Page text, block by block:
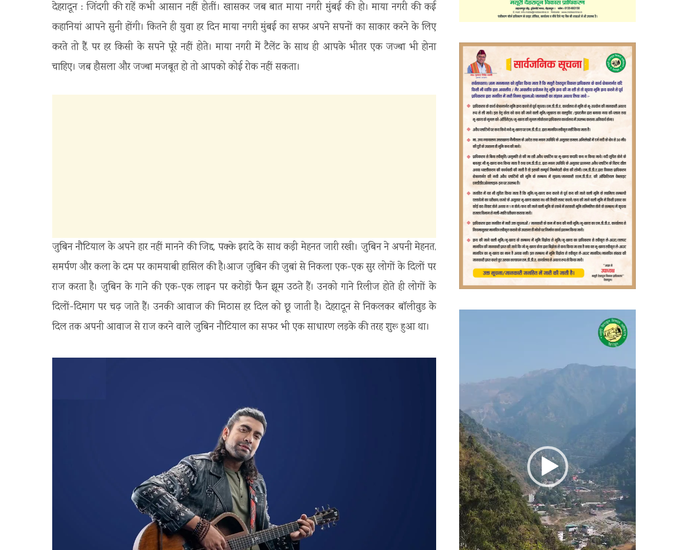
देहरादून : जिंदगी की राहें कभी आसान नहीं होतीं। खासकर जब बात माया नगरी मुंबई की हो। माया नगरी की कई
कहानियां आपने सुनी होंगी। कितने ही युवा हर दिन माया नगरी मुंबई का सफर अपने सपनों का साकार करने के लिए
करते तो हैं, पर हर किसी के सपने पूरे नहीं होते। माया नगरी में टैलेंट के साथ ही आपके भीतर एक जज्बा भी होना
चाहिए। जब हौसला और जज्बा मजबूत हो तो आपको कोई रोक नहीं सकता।
जुबिन नौटियाल के अपने हार नहीं मानने की जिद्द, पक्के इरादे के साथ कड़ी मेहनत जारी रखी। जुबिन ने अपनी मेहनत,
समर्पण और कला के दम पर कामयाबी हासिल की है।आज जुबिन की जुबां से निकला एक-एक सुर लोगों के दिलों पर
राज करता है। जुबिन के गाने की एक-एक लाइन पर करोड़ों फैन झूम उठते हैं। उनको गाने रिलीज होते ही लोगों के
दिलों-दिमाग पर चढ़ जाते हैं। उनकी आवाज की मिठास हर दिल को छू जाती है। देहरादून से निकलकर बॉलीवुड के
दिल तक अपनी आवाज से राज करने वाले जुबिन नौटियाल का सफर भी एक साधारण लड़के की तरह शुरू हुआ था।